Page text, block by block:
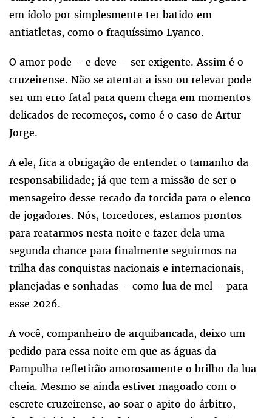
em ídolo por simplesmente ter batido em
antiatletas, como o fraquíssimo Lyanco.
O amor pode – e deve – ser exigente. Assim é o
cruzeirense. Não se atentar a isso ou relevar pode
ser um erro fatal para quem chega em momentos
delicados de recomeços, como é o caso de Artur
Jorge.
A ele, fica a obrigação de entender o tamanho da
responsabilidade; já que tem a missão de ser o
mensageiro desse recado da torcida para o elenco
de jogadores. Nós, torcedores, estamos prontos
para reatarmos nesta noite e fazer dela uma
segunda chance para finalmente seguirmos na
trilha das conquistas nacionais e internacionais,
planejadas e sonhadas – como lua de mel – para
esse 2026.
A você, companheiro de arquibancada, deixo um
pedido para essa noite em que as águas da
Pampulha refletirão amorosamente o brilho da lua
cheia. Mesmo se ainda estiver magoado com o
escrete cruzeirense, ao soar o apito do árbitro,